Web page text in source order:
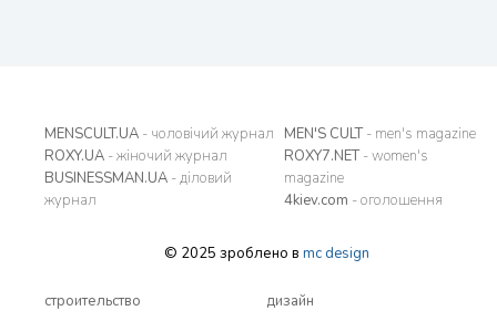
MENSCULT.UA - чоловічий журнал
ROXY.UA - жіночий журнал
BUSINESSMAN.UA - діловий
журнал
MEN'S CULT- men's magazine
ROXY7.NET- women's
magazine
4kiev.com - оголошення
© 2025 зроблено в mc design
строительство
дизайн